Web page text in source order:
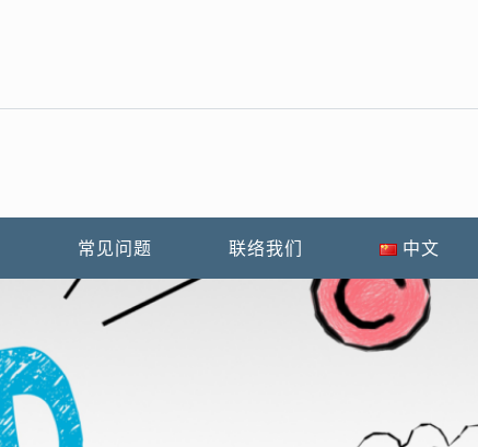
常见问题 联络我们 中文